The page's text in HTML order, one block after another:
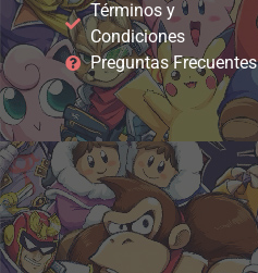
Términos y
Condiciones
Preguntas Frecuentes